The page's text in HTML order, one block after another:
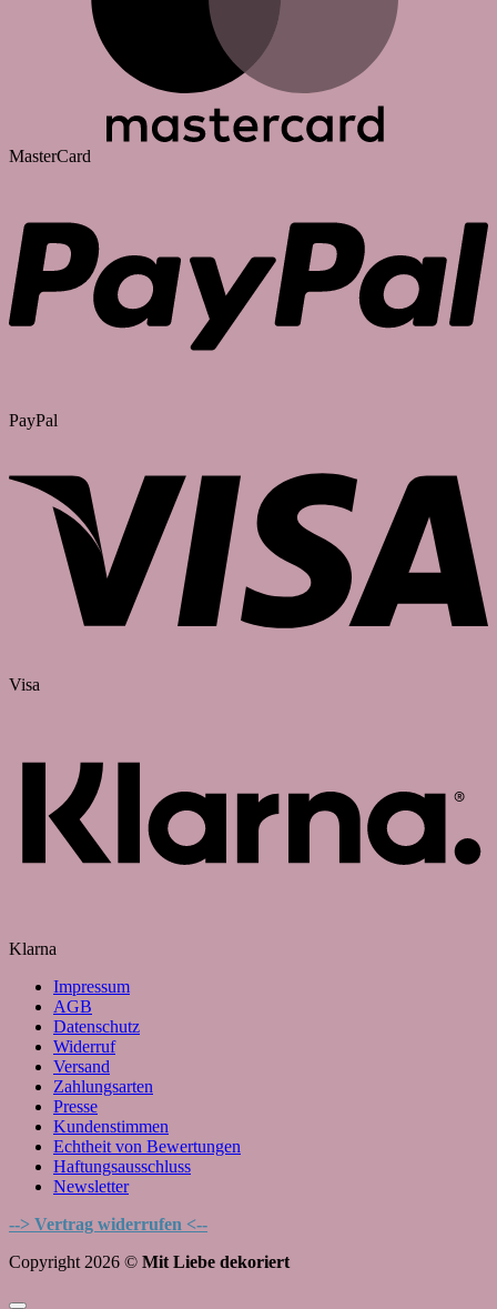
MasterCard
PayPal
Visa
Klarna
Impressum
AGB
Datenschutz
Widerruf
Versand
Zahlungsarten
Presse
Kundenstimmen
Echtheit von Bewertungen
Haftungsausschluss
Newsletter
--> Vertrag widerrufen <--
Copyright 2026 © Mit Liebe dekoriert